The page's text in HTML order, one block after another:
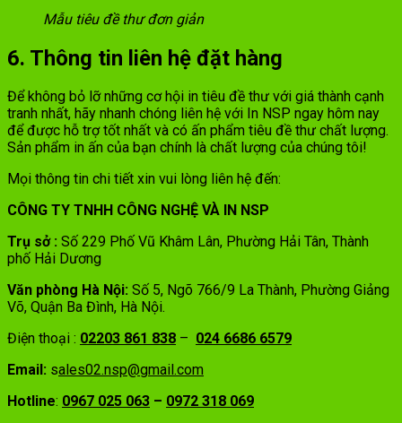
Mẫu tiêu đề thư đơn giản
6. Thông tin liên hệ đặt hàng
Để không bỏ lỡ những cơ hội in tiêu đề thư với giá thành cạnh
tranh nhất, hãy nhanh chóng liên hệ với In NSP ngay hôm nay
để được hỗ trợ tốt nhất và có ấn phẩm tiêu đề thư chất lượng.
Sản phẩm in ấn của bạn chính là chất lượng của chúng tôi!
Mọi thông tin chi tiết xin vui lòng liên hệ đến:
CÔNG TY TNHH CÔNG NGHỆ VÀ IN NSP
Trụ sở : Số 229 Phố Vũ Khâm Lân, Phường Hải Tân, Thành
phố Hải Dương
Văn phòng Hà Nội: Số 5, Ngõ 766/9 La Thành, Phường Giảng
Võ, Quận Ba Đình, Hà Nội.
Điện thoại : 02203 861 838 – 024 6686 6579
Email: sales02.nsp@gmail.com
Hotline: 0967 025 063 – 0972 318 069